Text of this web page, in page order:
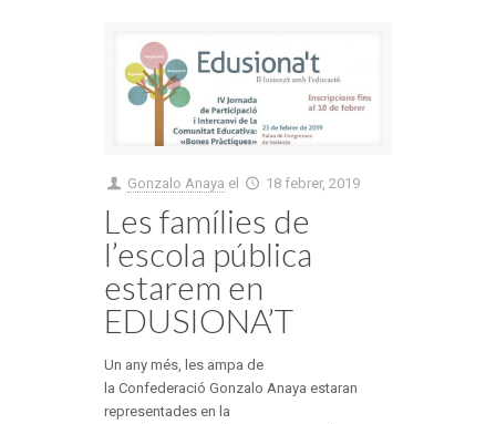
Gonzalo Anaya el 18 febrer, 2019
Les famílies de
l’escola pública
estarem en
EDUSIONA’T
Un any més, les ampa de
la Confederació Gonzalo Anaya estaran
representades en la